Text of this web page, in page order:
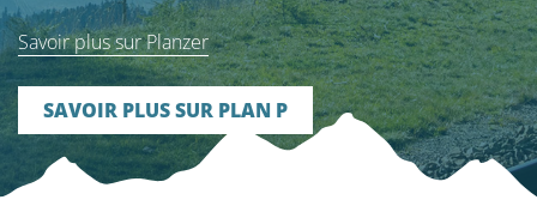
Savoir plus sur Planzer
SAVOIR PLUS SUR PLAN P